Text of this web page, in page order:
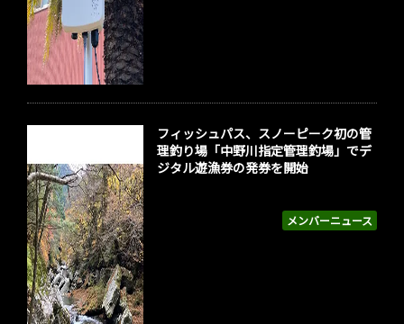
メンバーニュース
フィッシュパス、スノーピーク初の管
理釣り場「中野川指定管理釣場」でデ
ジタル遊漁券の発券を開始